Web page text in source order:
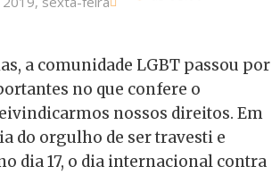
a comunidade LGBT passou por
no que confere o
nossos direitos. Em
do orgulho de ser travesti e
dia 17, o dia internacional contra